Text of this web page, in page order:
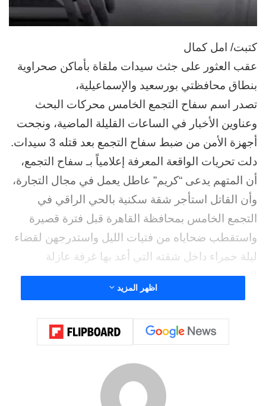
كتبت/ امل كمال
عقب العثور على جثث سيدات ملقاة بأماكن صحراوية
بنطاق محافظتي بورسعيد والإسماعيلية،
تصدر اسم سفاح التجمع الخامس محركات البحث
وعناوين الأخبار في الساعات القليلة الماضية، ونجحت
أجهزة الأمن من ضبط سفاح التجمع بعد قتله 3 سيدات.
دلت تحريات الواقعة المعرفة إعلامياً بـ سفاح التجمع،
أن المتهم يدعى “كريم” عاطل يعمل في مجال التجارة،
وأن القاتل استأجر شقة سكنية بالحي الراقي في
التجمع الخامس بمحافظة القاهرة قبل فترة قصيرة
واستقطب ضحاياه من فتيات الليل واستدرجهن لقضاء
ليلة حمراء داخل شقته التي أعد بها غرفة عازلة
للصوت.
وكشفت التحريات أن سفاح التجمع سادي يعذب ضحيته
جثتها داخل شنطة سيارته ويتخلص من الجثة بالمناطق
الصحراوي بين محافظتي بورسعيد والإسماعيلية.
مع انتشار جرائم سفاح التجمع المتسلسل الأمر الذي
اظهر المزيد